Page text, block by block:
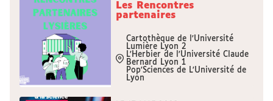
Les Rencontres
partenaires
Cartothèque de l'Université
Lumière Lyon 2
L'Herbier de l'Université Claude
Bernard Lyon 1
Pop'Sciences de L'Université de
Lyon